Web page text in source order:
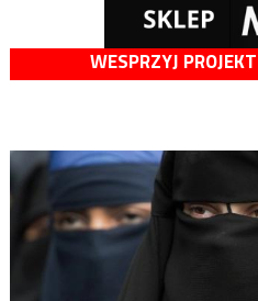
WESPRZYJ